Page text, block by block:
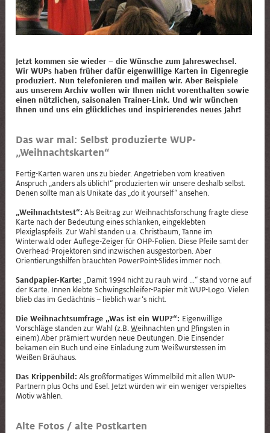
Jetzt kommen sie wieder – die Wünsche zum Jahreswechsel.
Wir WUPs haben früher dafür eigenwillige Karten in Eigenregie
produziert. Nun telefonieren und mailen wir. Aber Beispiele
aus unserem Archiv wollen wir Ihnen nicht vorenthalten sowie
einen nützlichen, saisonalen Trainer-Link. Und wir wünchen
Ihnen und uns ein glückliches und inspirierendes neues Jahr!
Das war mal: Selbst produzierte WUP-
„Weihnachtskarten“
Fertig-Karten waren uns zu bieder. Angetrieben vom kreativen
Anspruch „anders als üblich!“ produzierten wir unsere deshalb selbst.
Denen sollte man als Unikate das „do it yourself“ ansehen.
„Weihnachtstest“: Als Beitrag zur Weihnachtsforschung fragte diese
Karte nach der Bedeutung eines schlanken, eingeklebten
Plexiglaspfeils. Zur Wahl standen u.a. Christbaum, Tanne im
Winterwald oder Auflege-Zeiger für OHP-Folien. Diese Pfeile samt der
Overhead-Projektoren sind inzwischen ausgestorben. Aber
Orientierungshilfen bräuchten PowerPoint-Slides immer noch.
Sandpapier-Karte: „Damit 1994 nicht zu rauh wird …“ stand vorne auf
der Karte. Innen klebte Schwingschleifer-Papier mit WUP-Logo. Vielen
blieb das im Gedächtnis – lieblich war‘s nicht.
Die Weihnachtsumfrage „Was ist ein WUP?“: Eigenwillige
Vorschläge standen zur Wahl (z.B.Weihnachten und Pfingsten in
einem).Aber prämiert wurden neue Deutungen. Die Einsender
bekamen ein Buch und eine Einladung zum Weißwurstessen im
Weißen Bräuhaus.
Das Krippenbild: Als großformatiges Wimmelbild mit allen WUP-
Partnern plus Ochs und Esel. Jetzt würden wir ein weniger verspieltes
Motiv wählen.
Alte Fotos / alte Postkarten